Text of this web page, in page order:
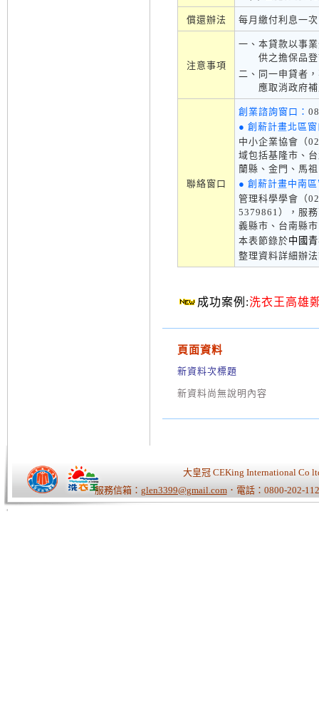
償還辦法 每月繳付利息一
注意事項
一、 本貸款以事
供之擔保品
二、 同一申貸者
應取消政府
聯絡窗口
創業諮詢窗口：
● 創薪計畫北區
中小企業協會（
域包括基隆市、
蘭縣、金門、馬
● 創薪計畫中南
管理科學學會（
5379861），服
義縣市、台南縣
本表節錄於中國
整理資料詳細辦
成功案例:洗衣王高雄
頁面資料
新資料次標題
新資料尚無說明內容
大皇冠 CEKing International Co
服務信箱： glen3399@gmail.com．電話：0800-202-